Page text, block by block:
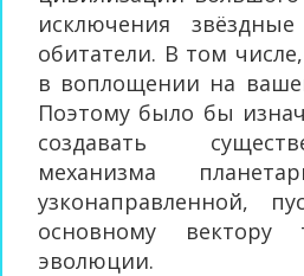
исключения
обитатели. В том
в воплощении на
Поэтому было бы
создавать
механизма
узконаправленной,
основному вектору
эволюции.